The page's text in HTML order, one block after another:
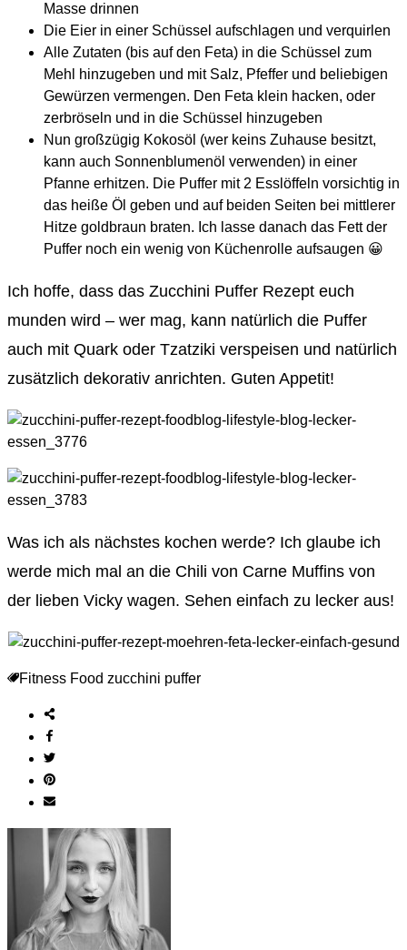
Masse drinnen
Die Eier in einer Schüssel aufschlagen und verquirlen
Alle Zutaten (bis auf den Feta) in die Schüssel zum
Mehl hinzugeben und mit Salz, Pfeffer und beliebigen
Gewürzen vermengen. Den Feta klein hacken, oder
zerbröseln und in die Schüssel hinzugeben
Nun großzügig Kokosöl (wer keins Zuhause besitzt,
kann auch Sonnenblumenöl verwenden) in einer
Pfanne erhitzen. Die Puffer mit 2 Esslöffeln vorsichtig in
das heiße Öl geben und auf beiden Seiten bei mittlerer
Hitze goldbraun braten. Ich lasse danach das Fett der
Puffer noch ein wenig von Küchenrolle aufsaugen 😀
Ich hoffe, dass das Zucchini Puffer Rezept euch
munden wird – wer mag, kann natürlich die Puffer
auch mit Quark oder Tzatziki verspeisen und natürlich
zusätzlich dekorativ anrichten. Guten Appetit!
Was ich als nächstes kochen werde? Ich glaube ich
werde mich mal an die Chili von Carne Muffins von
der lieben Vicky wagen. Sehen einfach zu lecker aus!
Fitness Food zucchini puffer